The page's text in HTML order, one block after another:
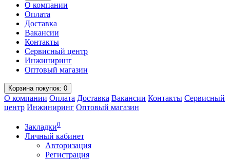
О компании
Оплата
Доставка
Вакансии
Контакты
Сервисный центр
Инжиниринг
Оптовый магазин
Корзинапокупок: 0
О компании Оплата Доставка Вакансии Контакты Сервисный
центр Инжиниринг Оптовый магазин
Закладки0
Личный кабинет
Авторизация
Регистрация